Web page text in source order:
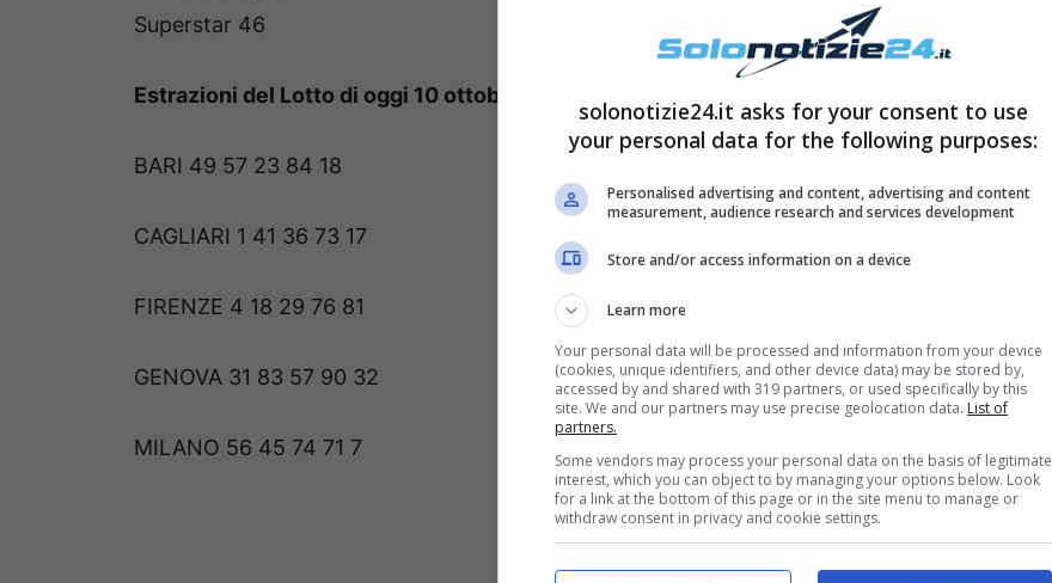
Superstar 46
Estrazioni del Lotto di oggi 10 ottobre 2020 ore 20.00:
BARI 49 57 23 84 18
CAGLIARI 1 41 36 73 17
FIRENZE 4 18 29 76 81
GENOVA 31 83 57 90 32
MILANO 56 45 74 71 7
solonotizie24.it asks for your consent to use
your personal data for the following purposes:
Personalised advertising and content, advertising and content
measurement, audience research and services development
Store and/or access information on a device
Learn more
Your personal data will be processed and information from your device
(cookies, unique identifiers, and other device data) may be stored by,
accessed by and shared with 319 partners, or used specifically by this
site. We and our partners may use precise geolocation data. List of
partners.
Some vendors may process your personal data on the basis of legitimate
interest, which you can object to by managing your options below. Look
for a link at the bottom of this page or in the site menu to manage or
withdraw consent in privacy and cookie settings.